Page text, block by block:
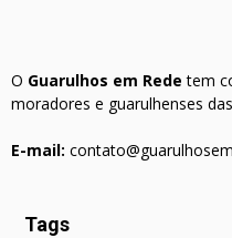
O Guarulhos em Rede tem
moradores e guarulhenses
E-mail:
Tags